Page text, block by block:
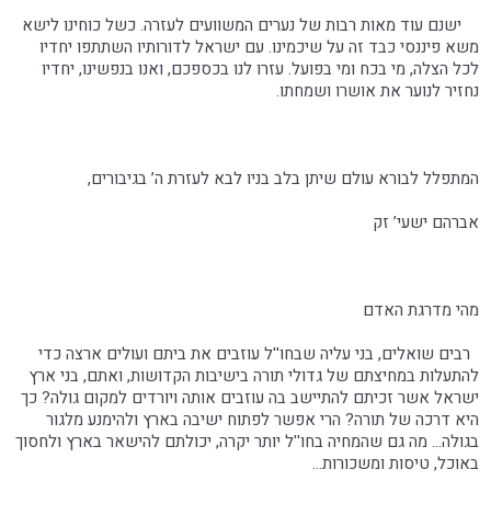
ישנם עוד מאות רבות של נערים המשוועים לעזרה. כשל כוחינו לישא
משא פיננסי כבד זה על שיכמינו. עם ישראל לדורותיו השתתפו יחדיו
לכל הצלה, מי בכח ומי בפועל. עזרו לנו בכספכם, ואנו בנפשינו, יחדיו
נחזיר לנוער את אושרו ושמחתו.
המתפלל לבורא עולם שיתן בלב בניו לבא לעזרת ה’ בגיבורים,
אברהם ישעי’ זק
מהי מדרגת האדם
רבים שואלים, בני עליה שבחו''ל עוזבים את ביתם ועולים ארצה כדי
להתעלות במחיצתם של גדולי תורה בישיבות הקדושות, ואתם, בני ארץ
ישראל אשר זכיתם להתיישב בה עוזבים אותה ויורדים למקום גולה? כך
היא דרכה של תורה? הרי אפשר לפתוח ישיבה בארץ ולהימנע מלגור
בגולה... מה גם שהמחיה בחו''ל יותר יקרה, יכולתם להישאר בארץ ולחסוך
באוכל, טיסות ומשכורות...